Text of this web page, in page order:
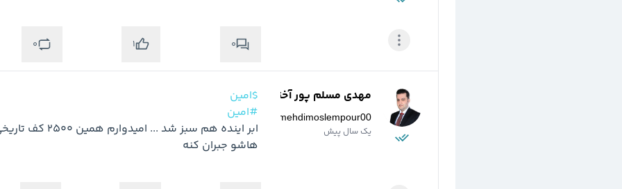
0
1
0
مهدی مسلم پور آخته خانه
mehdimoslempour00
یک سال پیش
$امین
#امین
هاشو جبران کنه